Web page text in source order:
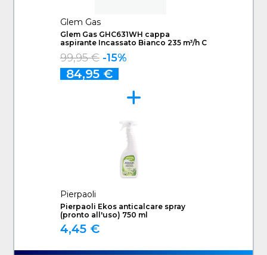
Glem Gas
Glem Gas GHC631WH cappa
aspirante Incassato Bianco 235 m³/h C
99,95 € -15%
84,95 €
Pierpaoli
Pierpaoli Ekos anticalcare spray
(pronto all'uso) 750 ml
4,45 €